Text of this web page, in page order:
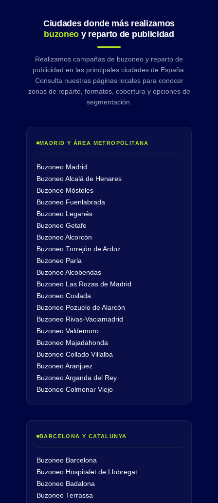
Ciudades donde más realizamos
buzoneo y reparto de publicidad
Realizamos campañas de buzoneo y reparto de
publicidad en las principales ciudades de España.
Consulta nuestras páginas locales para conocer
zonas de reparto, formatos, cobertura y opciones de
segmentación.
MADRID Y ÁREA METROPOLITANA
Buzoneo Madrid
Buzoneo Alcalá de Henares
Buzoneo Móstoles
Buzoneo Fuenlabrada
Buzoneo Leganés
Buzoneo Getafe
Buzoneo Alcorcón
Buzoneo Torrejón de Ardoz
Buzoneo Parla
Buzoneo Alcobendas
Buzoneo Las Rozas de Madrid
Buzoneo Coslada
Buzoneo Pozuelo de Alarcón
Buzoneo Rivas-Vaciamadrid
Buzoneo Valdemoro
Buzoneo Majadahonda
Buzoneo Collado Villalba
Buzoneo Aranjuez
Buzoneo Arganda del Rey
Buzoneo Colmenar Viejo
BARCELONA Y CATALUNYA
Buzoneo Barcelona
Buzoneo Hospitalet de Llobregat
Buzoneo Badalona
Buzoneo Terrassa